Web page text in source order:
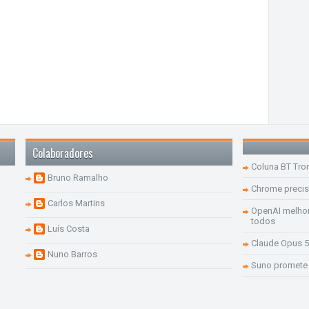
Colaboradores
Bruno Ramalho
Carlos Martins
Luís Costa
Nuno Barros
Coluna BT
Chrome
OpenAI
todos
Claude Opus
Suno